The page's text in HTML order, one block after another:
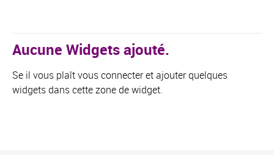
Aucune Widgets ajouté.
Se il vous plaît vous connecter et ajouter quelques
widgets dans cette zone de widget.